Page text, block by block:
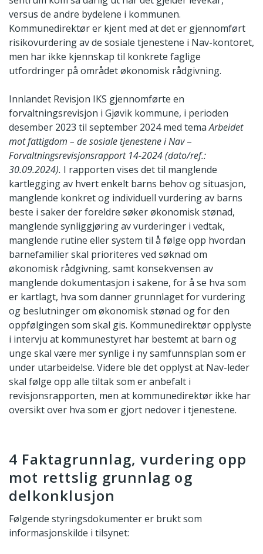
versus de andre bydelene i kommunen.
Kommunedirektør er kjent med at det er gjennomført
risikovurdering av de sosiale tjenestene i Nav-kontoret,
men har ikke kjennskap til konkrete faglige
utfordringer på området økonomisk rådgivning.
Innlandet Revisjon IKS gjennomførte en
forvaltningsrevisjon i Gjøvik kommune, i perioden
desember 2023 til september 2024 med temaArbeidet
mot fattigdom – de sosiale tjenestene i Nav–
Forvaltningsrevisjonsrapport 14-2024(dato/ref.:
30.09.2024). I rapporten vises det til manglende
kartlegging av hvert enkelt barns behov og situasjon,
manglende konkret og individuell vurdering av barns
beste i saker der foreldre søker økonomisk stønad,
manglende synliggjøring av vurderinger i vedtak,
manglende rutine eller system til å følge opp hvordan
barnefamilier skal prioriteres ved søknad om
økonomisk rådgivning, samt konsekvensen av
manglende dokumentasjon i sakene, for å se hva som
er kartlagt, hva som danner grunnlaget for vurdering
og beslutninger om økonomisk stønad og for den
oppfølgingen som skal gis. Kommunedirektør opplyste
i intervju at kommunestyret har bestemt at barn og
unge skal være mer synlige i ny samfunnsplan som er
under utarbeidelse. Videre ble det opplyst at Nav-leder
skal følge opp alle tiltak som er anbefalt i
revisjonsrapporten, men at kommunedirektør ikke har
oversikt over hva som er gjort nedover i tjenestene.
4 Faktagrunnlag, vurdering opp
mot rettslig grunnlag og
delkonklusjon
Følgende styringsdokumenter er brukt som
informasjonskilde i tilsynet: